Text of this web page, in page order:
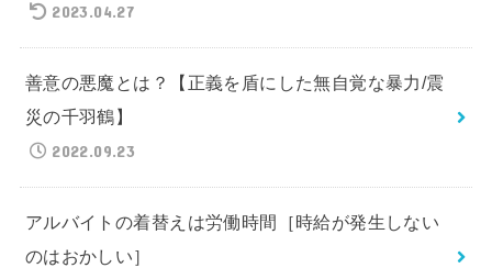
2023.04.27
善意の悪魔とは？【正義を盾にした無自覚な暴力/震
災の千羽鶴】
2022.09.23
アルバイトの着替えは労働時間［時給が発生しない
のはおかしい］